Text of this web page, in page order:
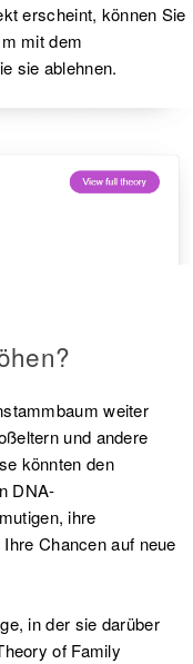
erscheint, können Sie
mit dem
sie ablehnen.
weiter
und andere
könnten den
DNA-
ihre
Chancen auf neue
in der sie darüber
of Family